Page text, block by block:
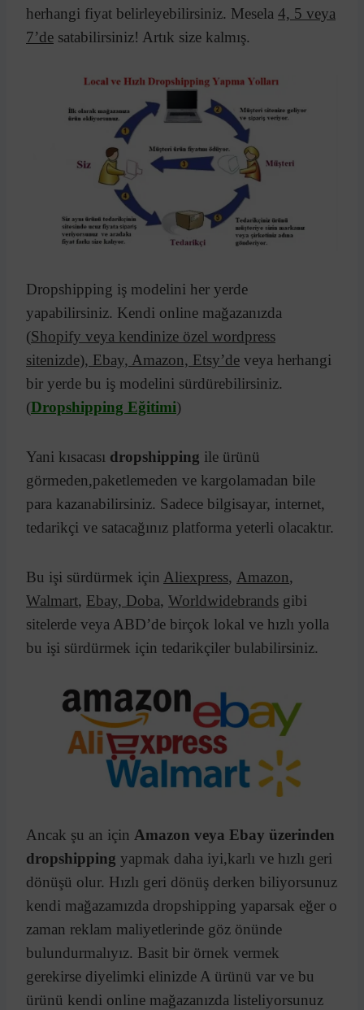
herhangi fiyat belirleyebilirsiniz. Mesela 4, 5 veya
7’de satabilirsiniz! Artık size kalmış.
Dropshipping iş modelini her yerde
yapabilirsiniz. Kendi online mağazanızda
(Shopify veya kendinize özel wordpress
sitenizde), Ebay, Amazon, Etsy’de veya herhangi
bir yerde bu iş modelini sürdürebilirsiniz.
(Dropshipping Eğitimi)
Yani kısacası dropshipping ile ürünü
görmeden,paketlemeden ve kargolamadan bile
para kazanabilirsiniz. Sadece bilgisayar, internet,
tedarikçi ve satacağınız platforma yeterli olacaktır.
Bu işi sürdürmek için Aliexpress, Amazon,
Walmart, Ebay, Doba, Worldwidebrands gibi
sitelerde veya ABD’de birçok lokal ve hızlı yolla
bu işi sürdürmek için tedarikçiler bulabilirsiniz.
Ancak şu an için Amazon veya Ebay üzerinden
dropshipping yapmak daha iyi,karlı ve hızlı geri
dönüşü olur. Hızlı geri dönüş derken biliyorsunuz
kendi mağazamızda dropshipping yaparsak eğer o
zaman reklam maliyetlerinde göz önünde
bulundurmalıyız. Basit bir örnek vermek
gerekirse diyelimki elinizde A ürünü var ve bu
ürünü kendi online mağazanızda listeliyorsunuz